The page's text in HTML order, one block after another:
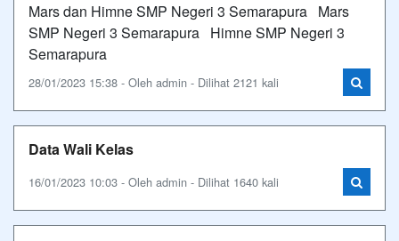
Mars dan Himne SMP Negeri 3 Semarapura Mars
SMP Negeri 3 Semarapura Himne SMP Negeri 3
Semarapura
28/01/2023 15:38 - Oleh admin - Dilihat 2121 kali
Data Wali Kelas
16/01/2023 10:03 - Oleh admin - Dilihat 1640 kali